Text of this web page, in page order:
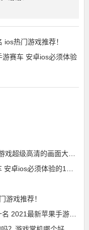
热门游戏推荐！
赛车 安卓ios必须体验
感超强给你非凡的体验——火车模拟3苹果手机游戏
须体验的10款竞速手游
游戏推荐！
最新苹果手游排行榜